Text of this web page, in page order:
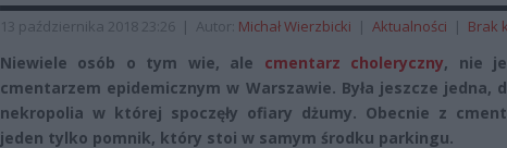
13 października 2018 23:26 | Autor: Michał Wierzbicki | Aktualności | Brak
Niewiele osób o tym wie, ale cmentarz choleryczny, nie
cmentarzem epidemicznym w Warszawie. Była jeszcze jedna,
nekropolia w której spoczęły ofiary dżumy. Obecnie z
jeden tylko pomnik, który stoi w samym środku parkingu.